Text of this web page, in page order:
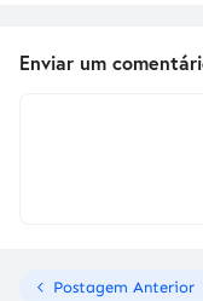
Enviar um
Postagem Anterior